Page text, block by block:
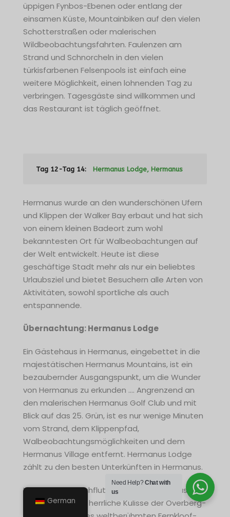
üppigen Fynbos-Ebenen oder entlang der
einsamen Küste, Mountainbiken auf den vielen
Schotterstraßen oder malerischen
Wildbeobachtungsfahrten. Faulenzen am
Strand und Schnorcheln in den vielen
türkisfarbenen Felsenpools ist einfach eine
weitere Möglichkeit, einen lohnenden Tag zu
verbringen. Tagesgäste sind willkommen und
das Restaurant ist täglich geöffnet.
Tag 12-Tag 14: Hermanus Lodge, Hermanus
Hermanus wurde an den wunderschönen Ufern
und Klippen der Walker Bay erbaut und hat sich
von einem kleinen Badeort zum wohl
bekanntesten Ort für Walbeobachtungen auf
der Welt entwickelt. Heute ist diese
geschäftige Stadt mehr als nur ein beliebtes
Urlaubsziel und bietet Besuchern alle Arten von
Aktivitäten, sowohl sportliche als auch
entspannende.
Übernachtung: Hermanus Lodge
Ein Gästehaus in Hermanus, eingebettet in die
majestätischen Hermanus Mountains, ist ein
bezaubernder Ausgangspunkt, um die Wunder
von Hermanus zu erkunden …. Angrenzend an
den malerischen Hermanus Golf Club und mit
Blick auf das 25. Grün, ist es nur wenige Minuten
vom Strand, dem Klippenpfad,
Walbeobachtungsmöglichkeiten und dem
Hermanus Village entfernt. Hermanus Lodge
zählt zu den besten Unterkünften in Hermanus.
Vom sonnendurchfluteten Poolbereich aus
genießen Sie die herrliche Kulisse der Overberg-
German
Need Help?Chat with
us